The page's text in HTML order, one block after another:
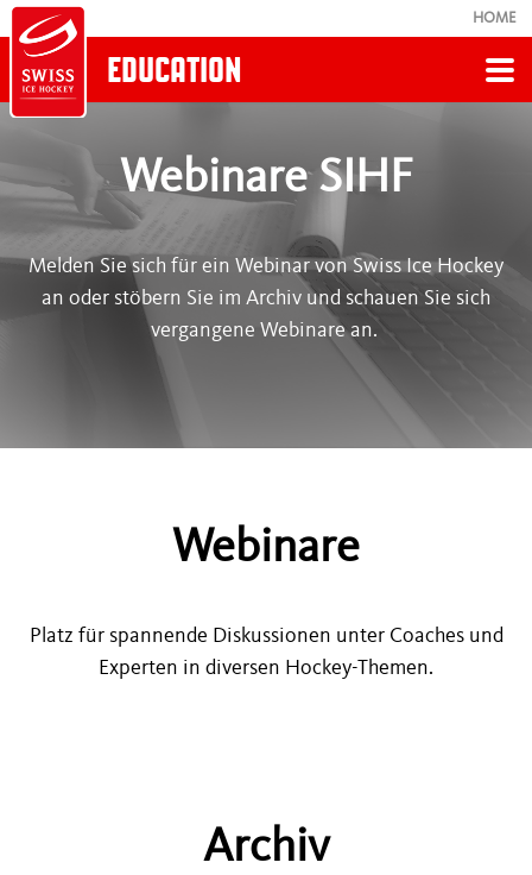
HOME
EDUCATION
TRAINERBILDUNG
Nachwuchs/ Aktive
Äquivalenz
Webinare SIHF
Melden Sie sich für ein Webinar von Swiss Ice Hockey
an oder stöbern Sie im Archiv und schauen Sie sich
vergangene Webinare an.
Webinare
Platz für spannende Diskussionen unter Coaches und
Experten in diversen Hockey-Themen.
Archiv